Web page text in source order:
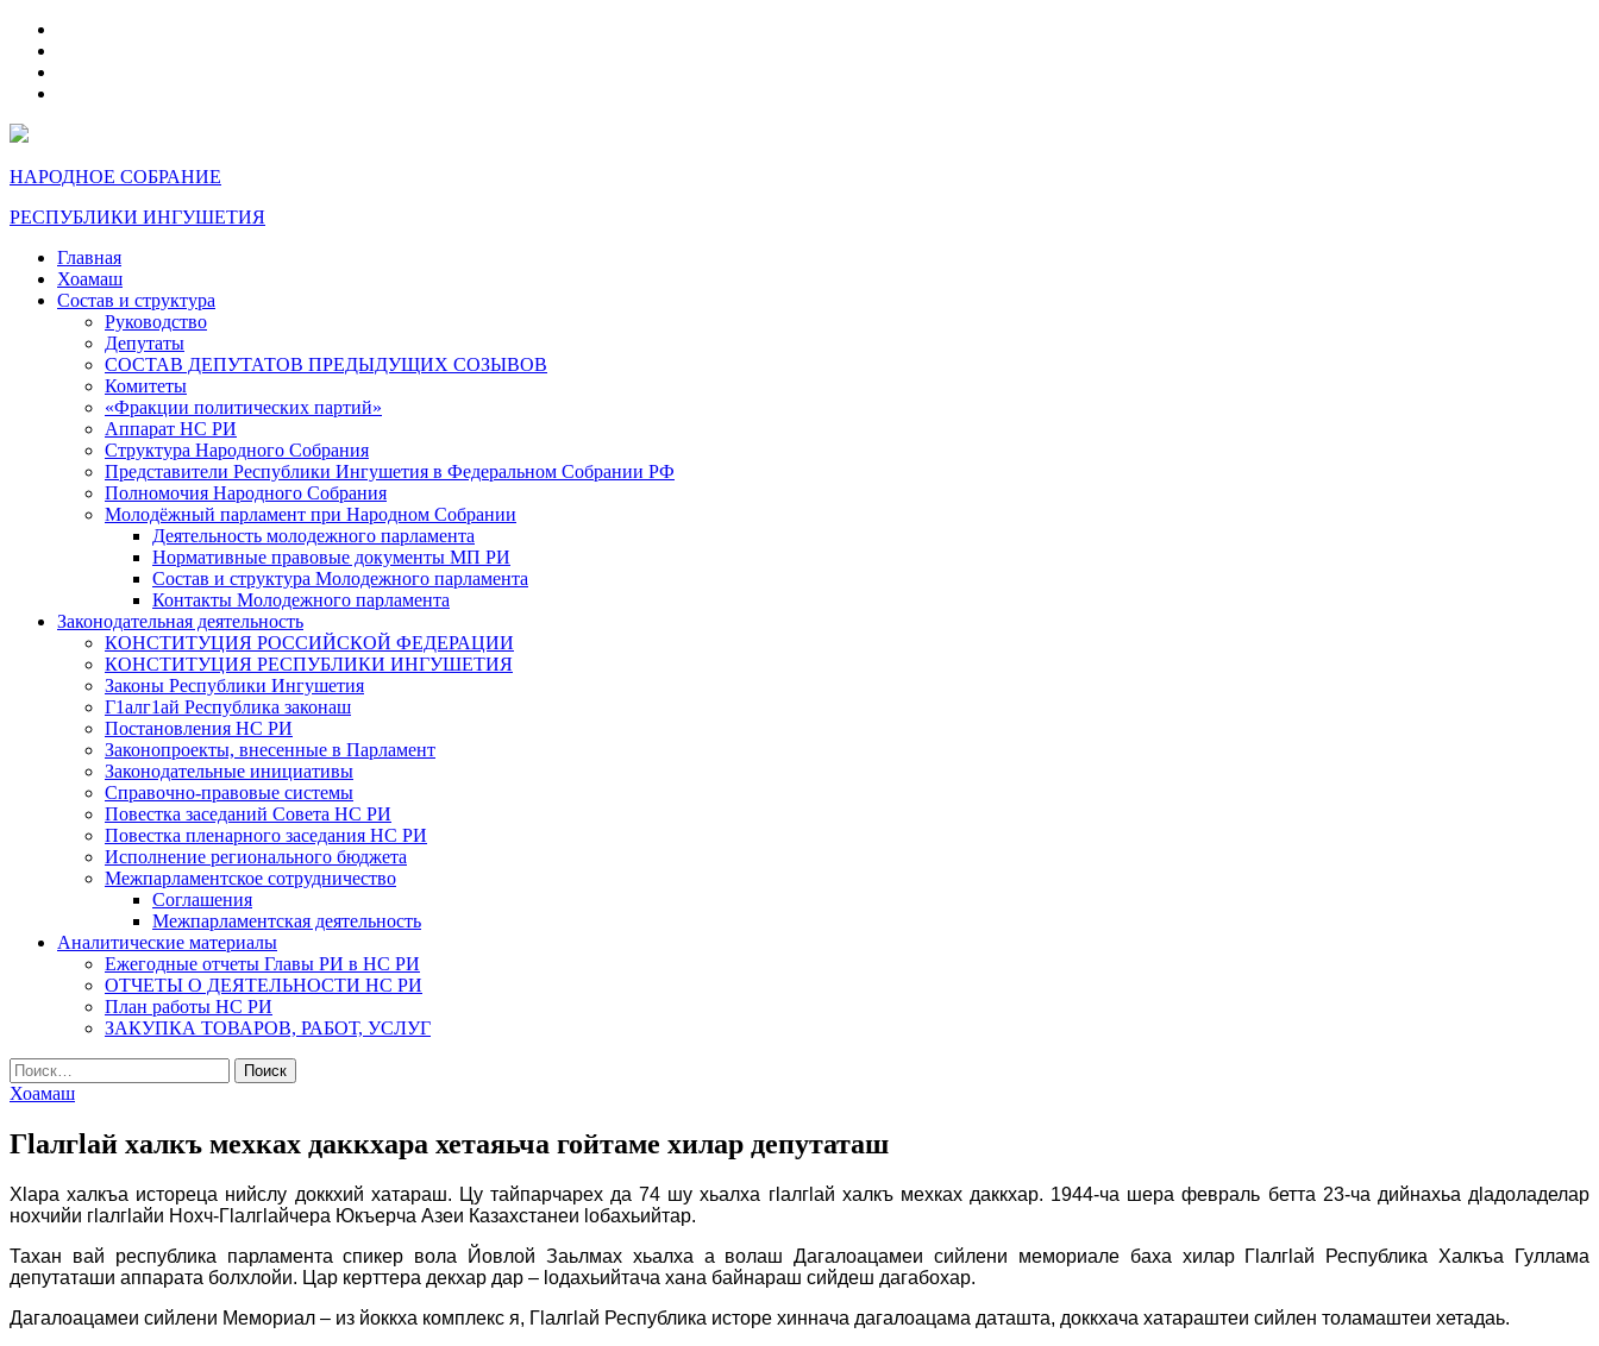
НАРОДНОЕ СОБРАНИЕ
РЕСПУБЛИКИ ИНГУШЕТИЯ
Главная
Хоамаш
Состав и структура
Руководство
Депутаты
СОСТАВ ДЕПУТАТОВ ПРЕДЫДУЩИХ СОЗЫВОВ
Комитеты
«Фракции политических партий»
Аппарат НС РИ
Структура Народного Собрания
Представители Республики Ингушетия в Федеральном Собрании РФ
Полномочия Народного Собрания
Молодёжный парламент при Народном Собрании
Деятельность молодежного парламента
Нормативные правовые документы МП РИ
Состав и структура Молодежного парламента
Контакты Молодежного парламента
Законодательная деятельность
КОНСТИТУЦИЯ РОССИЙСКОЙ ФЕДЕРАЦИИ
КОНСТИТУЦИЯ РЕСПУБЛИКИ ИНГУШЕТИЯ
Законы Республики Ингушетия
Г1алг1ай Республика законаш
Постановления НС РИ
Законопроекты, внесенные в Парламент
Законодательные инициативы
Справочно-правовые системы
Повестка заседаний Совета НС РИ
Повестка пленарного заседания НС РИ
Исполнение регионального бюджета
Межпарламентское сотрудничество
Соглашения
Межпарламентская деятельность
Аналитические материалы
Ежегодные отчеты Главы РИ в НС РИ
ОТЧЕТЫ О ДЕЯТЕЛЬНОСТИ НС РИ
План работы НС РИ
ЗАКУПКА ТОВАРОВ, РАБОТ, УСЛУГ
Найти:
Хоамаш
Гӏалгӏай халкъ мехках даккхара хетаяьча гойтаме хилар депутаташ
Хӏара халкъа истореца нийслу доккхий хатараш. Цу тайпарчарех да 74 шу хьалха гӏалгӏай халкъ мехках даккхар. 1944-ча шера февраль бетта 23-ча дийнахьа дӏадоладелар
нохчийи гӏалгӏайи Нохч-Гӏалгӏайчера Юкъерча Азеи Казахстанеи ӏобахьийтар.
Тахан вай республика парламента спикер вола Йовлой Заьлмах хьалха а волаш Дагалоацамеи сийлени мемориале баха хилар Гӏалгӏай Республика Халкъа Гуллама
депутаташи аппарата болхлойи. Цар керттера декхар дар – ӏодахьийтача хана байнараш сийдеш дагабохар.
Дагалоацамеи сийлени Мемориал – из йоккха комплекс я, Гӏалгӏай Республика исторе хиннача дагалоацама даташта, доккхача хатараштеи сийлен толамаштеи хетадаь.